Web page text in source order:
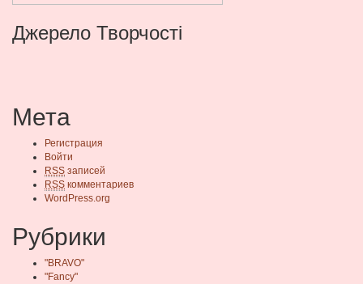
Джерело Творчості
Мета
Регистрация
Войти
RSS записей
RSS комментариев
WordPress.org
Рубрики
"BRAVO"
"Fancy"